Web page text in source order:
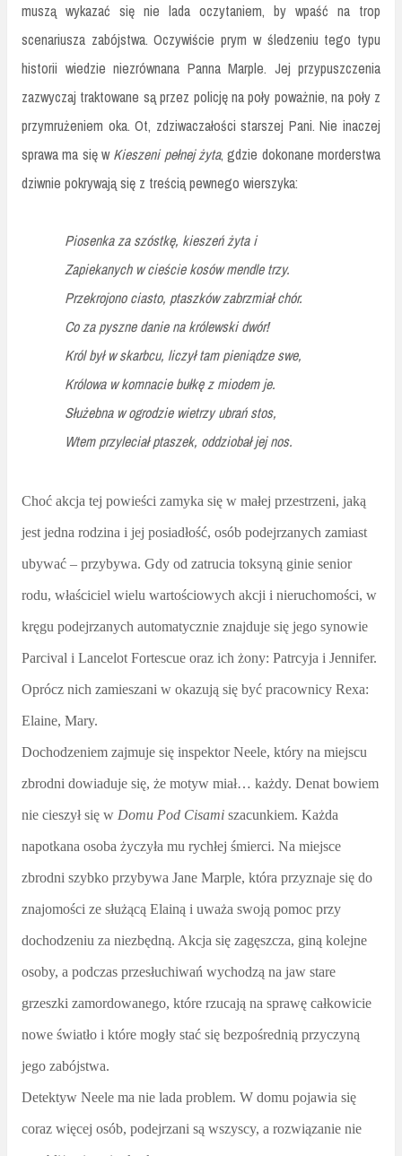
muszą wykazać się nie lada oczytaniem, by wpaść na trop
scenariusza zabójstwa. Oczywiście prym w śledzeniu tego typu
historii wiedzie niezrównana Panna Marple. Jej przypuszczenia
zazwyczaj traktowane są przez policję na poły poważnie, na poły z
przymrużeniem oka. Ot, zdziwaczałości starszej Pani. Nie inaczej
sprawa ma się wKieszeni pełnej żyta, gdzie dokonane morderstwa
dziwnie pokrywają się z treścią pewnego wierszyka:
Piosenka za szóstkę, kieszeń żyta i
Zapiekanych w cieście kosów mendle trzy.
Przekrojono ciasto, ptaszków zabrzmiał chór.
Co za pyszne danie na królewski dwór!
Król był w skarbcu, liczył tam pieniądze swe,
Królowa w komnacie bułkę z miodem je.
Służebna w ogrodzie wietrzy ubrań stos,
Wtem przyleciał ptaszek, oddziobał jej nos.
Choć akcja tej powieści zamyka się w małej przestrzeni, jaką
jest jedna rodzina i jej posiadłość, osób podejrzanych zamiast
ubywać – przybywa. Gdy od zatrucia toksyną ginie senior
rodu, właściciel wielu wartościowych akcji i nieruchomości, w
kręgu podejrzanych automatycznie znajduje się jego synowie
Parcival i Lancelot Fortescue oraz ich żony: Patrcyja i Jennifer.
Oprócz nich zamieszani w okazują się być pracownicy Rexa:
Elaine, Mary.
Dochodzeniem zajmuje się inspektor Neele, który na miejscu
zbrodni dowiaduje się, że motyw miał… każdy. Denat bowiem
nie cieszył się w Domu Pod Cisami szacunkiem. Każda
napotkana osoba życzyła mu rychłej śmierci. Na miejsce
zbrodni szybko przybywa Jane Marple, która przyznaje się do
znajomości ze służącą Elainą i uważa swoją pomoc przy
dochodzeniu za niezbędną. Akcja się zagęszcza, giną kolejne
osoby, a podczas przesłuchiwań wychodzą na jaw stare
grzeszki zamordowanego, które rzucają na sprawę całkowicie
nowe światło i które mogły stać się bezpośrednią przyczyną
jego zabójstwa.
Detektyw Neele ma nie lada problem. W domu pojawia się
coraz więcej osób, podejrzani są wszyscy, a rozwiązanie nie